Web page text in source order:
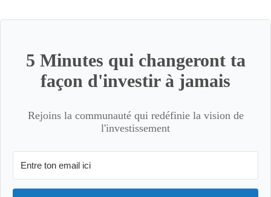
5 Minutes qui changeront ta
façon d'investir à jamais
Rejoins la communauté qui redéfinie la vision de
l'investissement